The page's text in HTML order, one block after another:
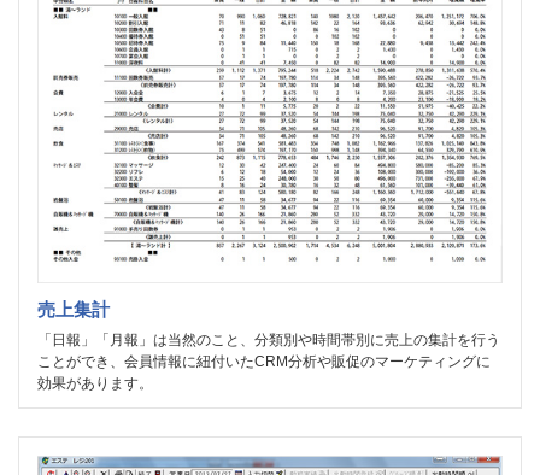
売上集計
「日報」「月報」は当然のこと、分類別や時間帯別に売上の集計を行う
ことができ、会員情報に紐付いたCRM分析や販促のマーケティングに
効果があります。